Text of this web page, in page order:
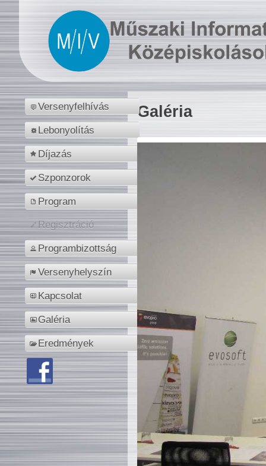
Versenyfelhívás
Lebonyolítás
Díjazás
Szponzorok
Program
Regisztráció
Programbizottság
Versenyhelyszín
Kapcsolat
Galéria
Eredmények
Galéria